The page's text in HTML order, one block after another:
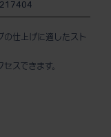
の仕上げに適したスト
スできます。